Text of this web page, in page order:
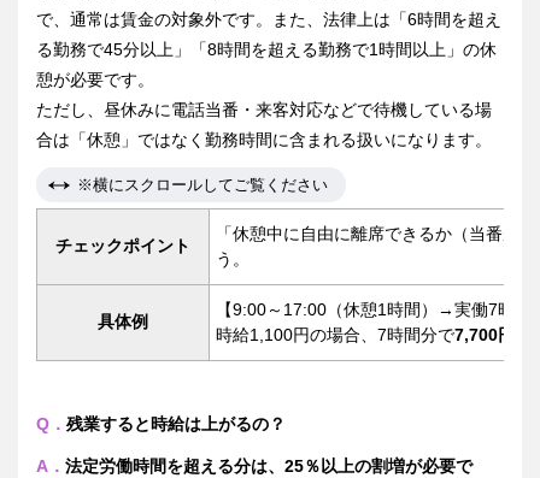
で、通常は賃金の対象外です。また、法律上は「6時間を超え
る勤務で45分以上」「8時間を超える勤務で1時間以上」の休
憩が必要です。
ただし、昼休みに電話当番・来客対応などで待機している場
合は「休憩」ではなく勤務時間に含まれる扱いになります。
※横にスクロールしてご覧ください
チェックポイント
「休憩中に自由に離席できるか（当番が
う。
具体例
【9:00～17:00（休憩1時間）→実働7時間
時給1,100円の場合、7時間分で7,700円
Q． 残業すると時給は上がるの？
A． 法定労働時間を超える分は、25％以上の割増が必要で